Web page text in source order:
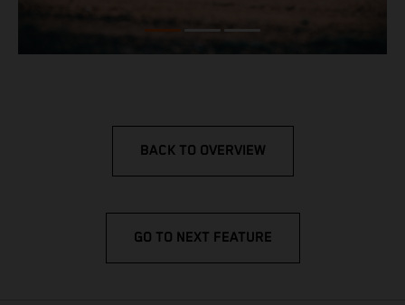
BACK TO OVERVIEW
GO TO NEXT FEATURE